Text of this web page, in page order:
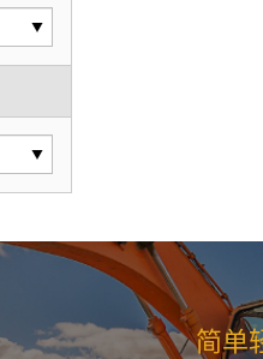
简单